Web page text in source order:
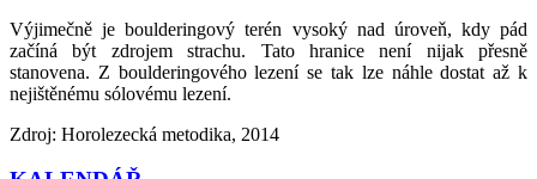
Výjimečně je boulderingový terén vysoký nad úroveň, kdy pád
začíná být zdrojem strachu. Tato hranice není nijak přesně
stanovena. Z boulderingového lezení se tak lze náhle dostat až k
nejištěnému sólovému lezení.
Zdroj: Horolezecká metodika, 2014